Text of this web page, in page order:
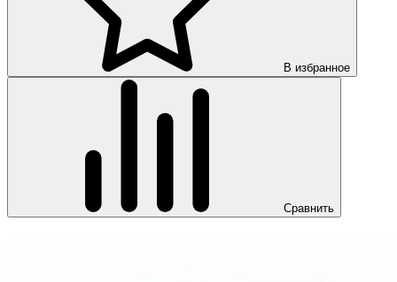
В избранное
Сравнить